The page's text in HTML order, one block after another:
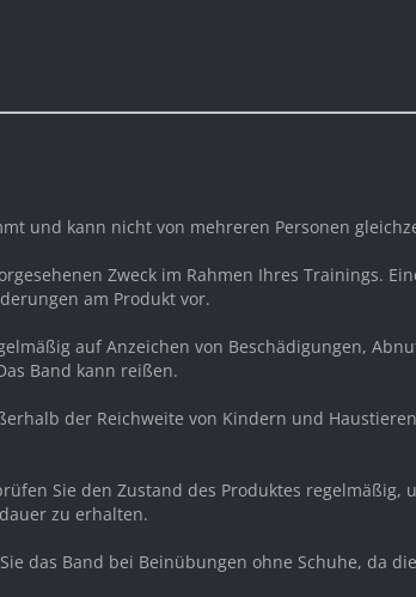
und kann nicht von mehreren Personen
Zweck im Rahmen Ihres Trainings.
am Produkt vor.
auf Anzeichen von Beschädigungen,
Band kann reißen.
der Reichweite von Kindern und
Sie den Zustand des Produktes
zu erhalten.
das Band bei Beinübungen ohne Schuhe, da